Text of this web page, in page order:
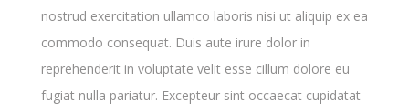
nostrud exercitation ullamco laboris nisi ut aliquip ex ea
commodo consequat. Duis aute irure dolor in
reprehenderit in voluptate velit esse cillum dolore eu
fugiat nulla pariatur. Excepteur sint occaecat cupidatat